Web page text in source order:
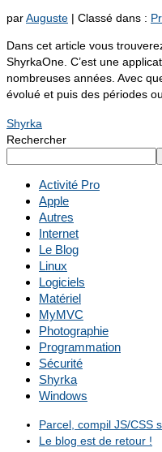
parAuguste | Classé dans :
Dans cet article vous
ShyrkaOne. C’est une
nombreuses années. Avec
évolué et puis des périodes
Shyrka
Rechercher
Activité Pro
Apple
Autres
Internet
Le Blog
Linux
Logiciels
Matériel
MyMVC
Photographie
Programmation
Sécurité
Shyrka
Windows
Parcel, compil JS/CSS
Le blog est de retour !